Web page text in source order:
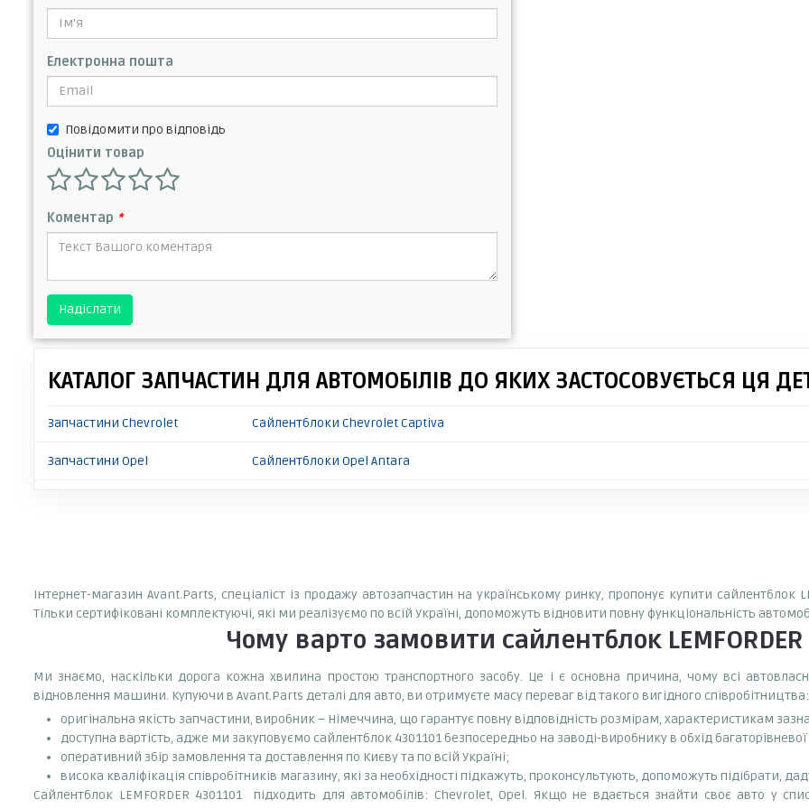
Електронна пошта
Повідомити про відповідь
Оцінити товар
Коментар *
Надіслати
КАТАЛОГ ЗАПЧАСТИН ДЛЯ АВТОМОБІЛІВ ДО ЯКИХ ЗАСТОСОВУЄТЬСЯ ЦЯ
Запчастини Chevrolet Сайлентблоки Chevrolet Captiva
Запчастини Opel Сайлентблоки Opel Antara
Інтернет-магазин Avant.Parts, спеціаліст із продажу автозапчастин на українському ринку, пропонує купити сайлентблок
Тільки сертифіковані комплектуючі, які ми реалізуємо по всій Україні, допоможуть відновити повну функціональність
Чому варто замовити сайлентблок
Ми знаємо, наскільки дорога кожна хвилина простою транспортного засобу. Це і є основна причина, чому всі
відновлення машини. Купуючи в Avant.Parts деталі для авто, ви отримуєте масу переваг від такого вигідного співробітництва:
оригінальна якість запчастини, виробник – Німеччина, що гарантує повну відповідність розмірам, характеристикам
доступна вартість, адже ми закуповуємо сайлентблок 4301101 безпосередньо на заводі-виробнику в обхід
оперативний збір замовлення та доставлення по Києву та по всій Україні;
висока кваліфікація співробітників магазину, які за необхідності підкажуть, проконсультують, допоможуть підібрати,
Сайлентблок LEMFORDER 4301101 підходить для автомобілів: Chevrolet, Opel. Якщо не вдається знайти своє авто у